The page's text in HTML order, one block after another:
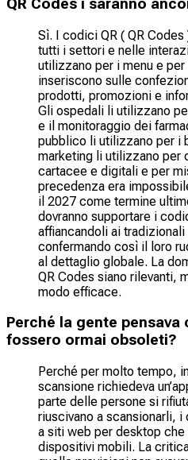
QR Codes i saranno
Sì. I codici QR ( QR
tutti i settori e nelle
utilizzano per i menu e
inseriscono sulle
prodotti, promozioni e
Gli ospedali li utilizzano
e il monitoraggio dei
pubblico li utilizzano per i
marketing li utilizzano per
cartacee e digitali e per
precedenza era
il 2027 come termine
dovranno supportare i
affiancandoli ai
confermando così il loro
al dettaglio globale. La
QR Codes siano rilevanti,
modo efficace.
Perché la gente pensava
fossero ormai obsoleti?
Perché per molto tempo,
scansione richiedeva
parte delle persone si
riuscivano a scansionarli,
a siti web per desktop
dispositivi mobili. La